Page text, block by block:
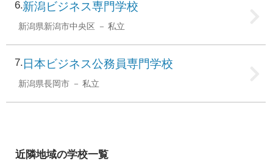
6 新潟ビジネス専門学校
新潟県新潟市中央区 私立
7 日本ビジネス公務員専門学校
新潟県長岡市 私立
近隣地域の学校一覧